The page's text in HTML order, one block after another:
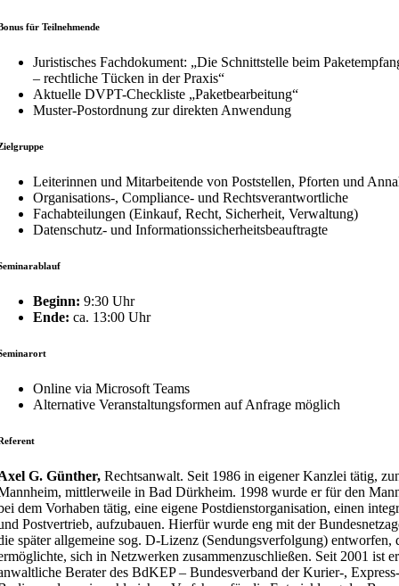
für Teilnehmende
Juristisches Fachdokument: „Die Schnittstelle beim
– rechtliche Tücken in der Praxis“
Aktuelle DVPT-Checkliste „Paketbearbeitung“
Muster-Postordnung zur direkten Anwendung
Leiterinnen und Mitarbeitende von Poststellen, Pforten und
Organisations-, Compliance- und Rechtsverantwortliche
Fachabteilungen (Einkauf, Recht, Sicherheit, Verwaltung)
Datenschutz- und Informationssicherheitsbeauftragte
Beginn: 9:30 Uhr
Ende: ca. 13:00 Uhr
Online via Microsoft Teams
Alternative Veranstaltungsformen auf Anfrage möglich
G. Günther, Rechtsanwalt. Seit 1986 in eigener Kanzlei tätig,
mittlerweile in Bad Dürkheim. 1998 wurde er für den
dem Vorhaben tätig, eine eigene Postdienstorganisation, einen
Postvertrieb, aufzubauen. Hierfür wurde eng mit der
später allgemeine sog. D-Lizenz (Sendungsverfolgung) entworfen,
sich in Netzwerken zusammenzuschließen. Seit 2001 ist
Berater des BdKEP – Bundesverband der Kurier-,